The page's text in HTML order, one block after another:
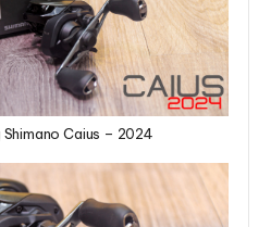
Caius – 2024